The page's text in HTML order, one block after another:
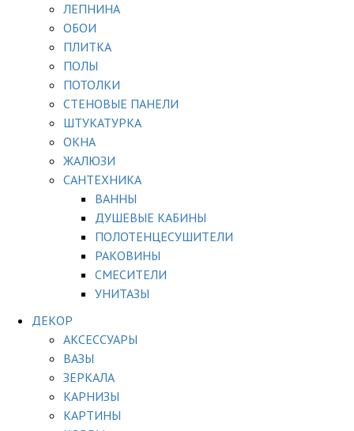
ЛЕПНИНА
ОБОИ
ПЛИТКА
ПОЛЫ
ПОТОЛКИ
СТЕНОВЫЕ ПАНЕЛИ
ШТУКАТУРКА
ОКНА
ЖАЛЮЗИ
САНТЕХНИКА
ВАННЫ
ДУШЕВЫЕ КАБИНЫ
ПОЛОТЕНЦЕСУШИТЕЛИ
РАКОВИНЫ
СМЕСИТЕЛИ
УНИТАЗЫ
ДЕКОР
АКСЕССУАРЫ
ВАЗЫ
ЗЕРКАЛА
КАРНИЗЫ
КАРТИНЫ